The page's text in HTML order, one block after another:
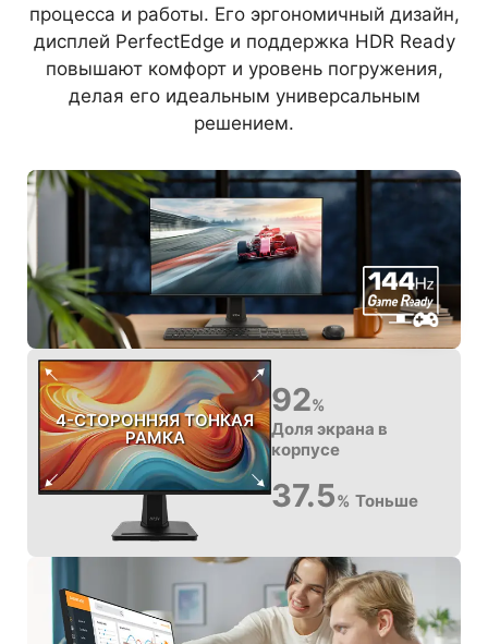
процесса и работы. Его эргономичный дизайн,
дисплей PerfectEdge и поддержка HDR Ready
повышают комфорт и уровень погружения,
делая его идеальным универсальным
решением.
4-СТОРОННЯЯ ТОНКАЯ
РАМКА
92%
Доля экрана в
корпусе
37.5% Тоньше